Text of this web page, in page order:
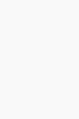
bulmak.